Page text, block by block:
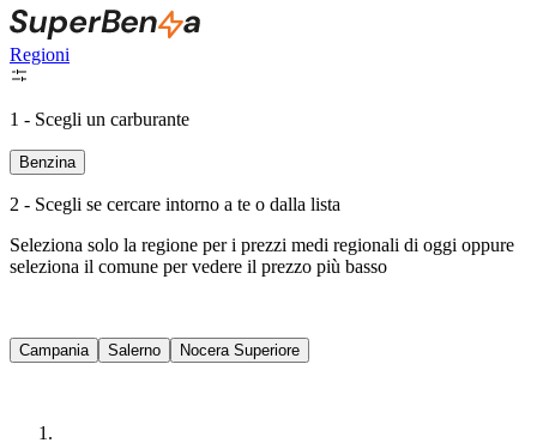
Regioni
1 - Scegli un carburante
Benzina
2 - Scegli se cercare intorno a te o dalla lista
Seleziona solo la regione per i prezzi medi regionali di oggi oppure
seleziona il comune per vedere il prezzo più basso
Campania Salerno Nocera Superiore